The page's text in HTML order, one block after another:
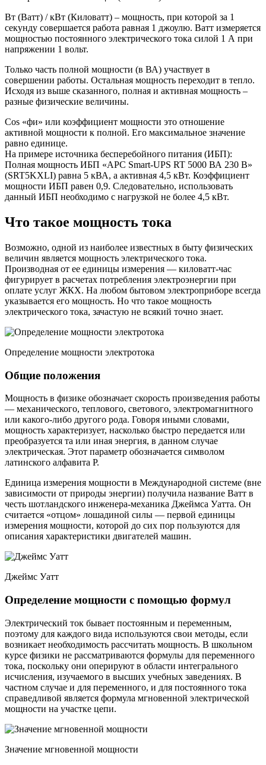
Вт (Ватт) / кВт (Киловатт) – мощность, при которой за 1
секунду совершается работа равная 1 джоулю. Ватт измеряется
мощностью постоянного электрического тока силой 1 А при
напряжении 1 вольт.
Только часть полной мощности (в ВА) участвует в
совершении работы. Остальная мощность переходит в тепло.
Исходя из выше сказанного, полная и активная мощность –
разные физические величины.
Cos «фи» или коэффициент мощности это отношение
активной мощности к полной. Его максимальное значение
равно единице.
На примере источника бесперебойного питания (ИБП):
Полная мощность ИБП «APC Smart-UPS RT 5000 ВА 230 В»
(SRT5KXLI) равна 5 кВА, а активная 4,5 кВт. Коэффициент
мощности ИБП равен 0,9. Следовательно, использовать
данный ИБП необходимо с нагрузкой не более 4,5 кВт.
Что такое мощность тока
Возможно, одной из наиболее известных в быту физических
величин является мощность электрического тока.
Производная от ее единицы измерения — киловатт-час
фигурирует в расчетах потребления электроэнергии при
оплате услуг ЖКХ. На любом бытовом электроприборе всегда
указывается его мощность. Но что такое мощность
электрического тока, зачастую не всякий точно знает.
Определение мощности электротока
Общие положения
Мощность в физике обозначает скорость произведения работы
— механического, теплового, светового, электромагнитного
или какого-либо другого рода. Говоря иными словами,
мощность характеризует, насколько быстро передается или
преобразуется та или иная энергия, в данном случае
электрическая. Этот параметр обозначается символом
латинского алфавита P.
Единица измерения мощности в Международной системе (вне
зависимости от природы энергии) получила название Ватт в
честь шотландского инженера-механика Джеймса Уатта. Он
считается «отцом» лошадиной силы — первой единицы
измерения мощности, которой до сих пор пользуются для
описания характеристики двигателей машин.
Джеймс Уатт
Определение мощности с помощью формул
Электрический ток бывает постоянным и переменным,
поэтому для каждого вида используются свои методы, если
возникает необходимость рассчитать мощность. В школьном
курсе физики не рассматриваются формулы для переменного
тока, поскольку они оперируют в области интегрального
исчисления, изучаемого в высших учебных заведениях. В
частном случае и для переменного, и для постоянного тока
справедливой является формула мгновенной электрической
мощности на участке цепи.
Значение мгновенной мощности